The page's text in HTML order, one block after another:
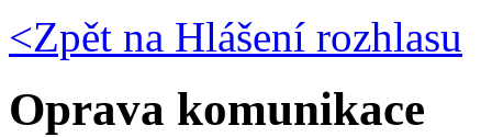
<Zpět na Hlášení rozhlasu
Oprava komunikace